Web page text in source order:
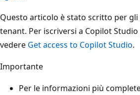
Questo articolo è stato scritto per
tenant. Per iscriversi a Copilot
vedere Get access to Copilot Studio.
Importante
Per le informazioni più